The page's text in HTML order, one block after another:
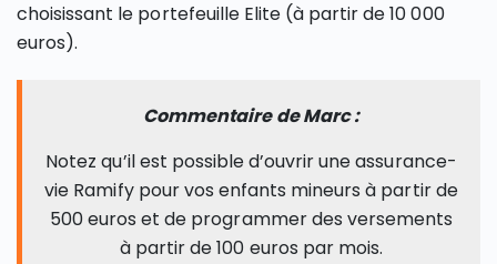
choisissant le portefeuille Elite (à partir de 10 000
euros).
Commentaire de Marc :
Notez qu’il est possible d’ouvrir une assurance-
vie Ramify pour vos enfants mineurs à partir de
500 euros et de programmer des versements
à partir de 100 euros par mois.